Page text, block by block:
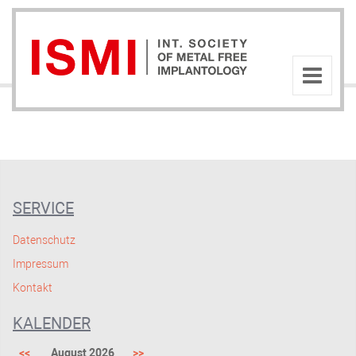
SERVICE
Datenschutz
Impressum
Kontakt
KALENDER
<< August 2026 >>